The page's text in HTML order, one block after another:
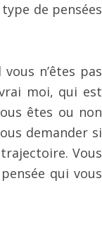
de pensées
n’êtes pas
moi, qui est
êtes ou non
demander si
Vous
qui vous